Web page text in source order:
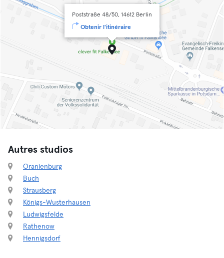
Poststraße 48/50, 14612 Berlin
Obtenir l'itinéraire
Autres studios
Oranienburg
Buch
Strausberg
Königs-Wusterhausen
Ludwigsfelde
Rathenow
Hennigsdorf